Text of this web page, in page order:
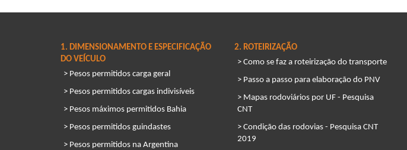
1. DIMENSIONAMENTO E ESPECIFICAÇÃO
DO VEÍCULO
> Pesos permitidos carga geral
> Pesos permitidos cargas indivisíveis
> Pesos máximos permitidos Bahia
> Pesos permitidos guindastes
> Pesos permitidos na Argentina
2. ROTEIRIZAÇÃO
> Como se faz a roteirização do transporte
> Passo a passo para elaboração do PNV
> Mapas rodoviários por UF - Pesquisa
CNT
> Condição das rodovias - Pesquisa CNT
2019